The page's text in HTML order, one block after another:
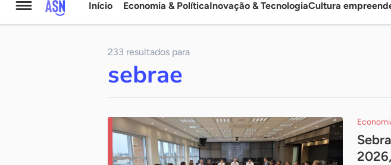
Agência
Notícias
Início Economia & PolíticaInovação & TecnologiaCultura
233 resultados para
sebrae